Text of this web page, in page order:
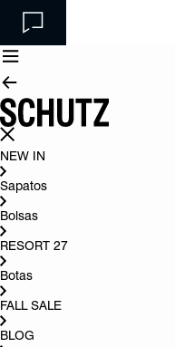
NEW IN
Sapatos
Bolsas
RESORT 27
Botas
FALL SALE
BLOG